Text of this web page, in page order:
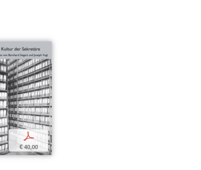
p
€ 40,00